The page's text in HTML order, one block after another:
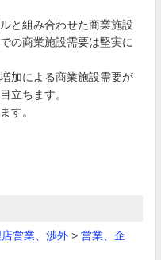
と組み合わせた商業施設
の商業施設需要は堅実に
加による商業施設需要が
立ちます。
す。
営業、渉外 > 営業、企